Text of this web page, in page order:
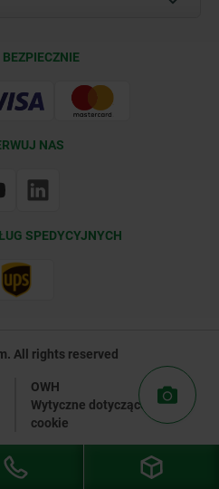
NAS
SPEDYCYJNYCH
All rights reserved
OWH
Wytyczne dotyczące plików
cookie